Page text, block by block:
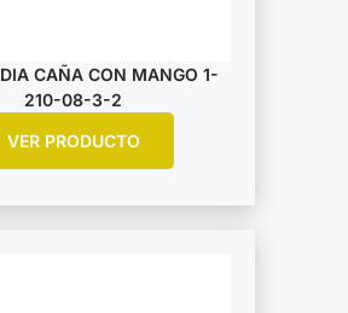
CAÑA CON MANGO 1-
210-08-3-2
VER PRODUCTO